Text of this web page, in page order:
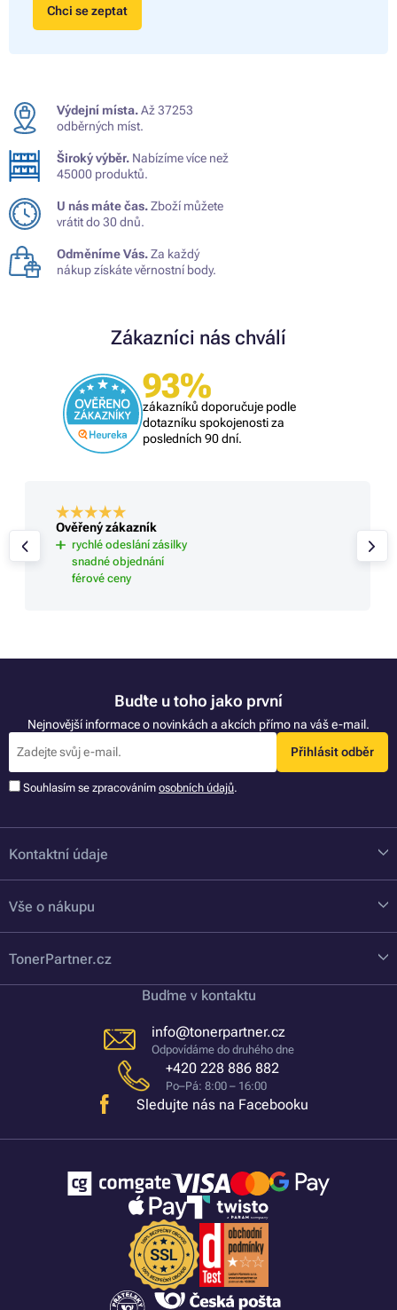
Chci se zeptat
Výdejní místa.Až 37253
odběrných míst.
Široký výběr. Nabízíme více než
45000 produktů.
U nás máte čas.Zboží můžete
vrátit do 30 dnů.
Odměníme Vás.Za každý
nákup získáte věrnostní body.
Zákazníci nás chválí
93%
zákazníků doporučuje podle
dotazníku spokojenosti za
posledních 90 dní.
Ověřený zákazník
rychlé odeslání zásilky
snadné objednání
férové ceny
Buďte u toho jako první
Nejnovější informace o novinkách a akcích přímo na váš e-mail.
Přihlásit odběr
Souhlasím se zpracováním osobních údajů.
Kontaktní údaje
Vše o nákupu
TonerPartner.cz
Buďme v kontaktu
info@tonerpartner.cz
Odpovídáme do druhého dne
+420 228 886 882
Po–Pá: 8:00 – 16:00
Sledujte nás na Facebooku